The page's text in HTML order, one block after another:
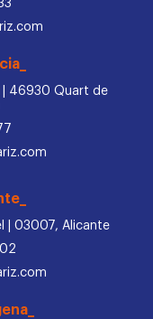
| 46930 Quart de
| 03007, Alicante